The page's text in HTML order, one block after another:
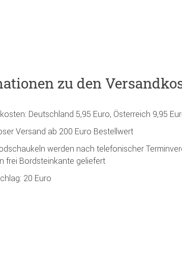
zu den
Deutschland 5,95 Euro, Österreich 9,95
Versand ab 200 Euro Bestellwert
werden nach telefonischer
frei Bordsteinkante geliefert
20 Euro